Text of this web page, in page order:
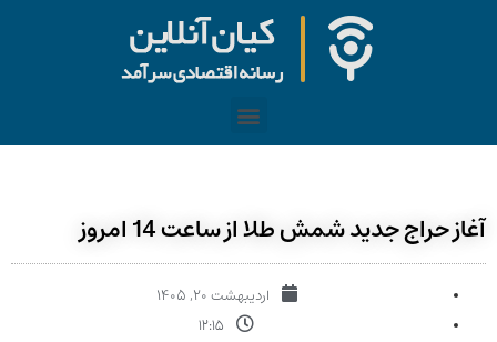
آغاز حراج جدید شمش طلا از ساعت 14 امروز
اردیبهشت ۲۰, ۱۴۰۵
۱۲:۱۵